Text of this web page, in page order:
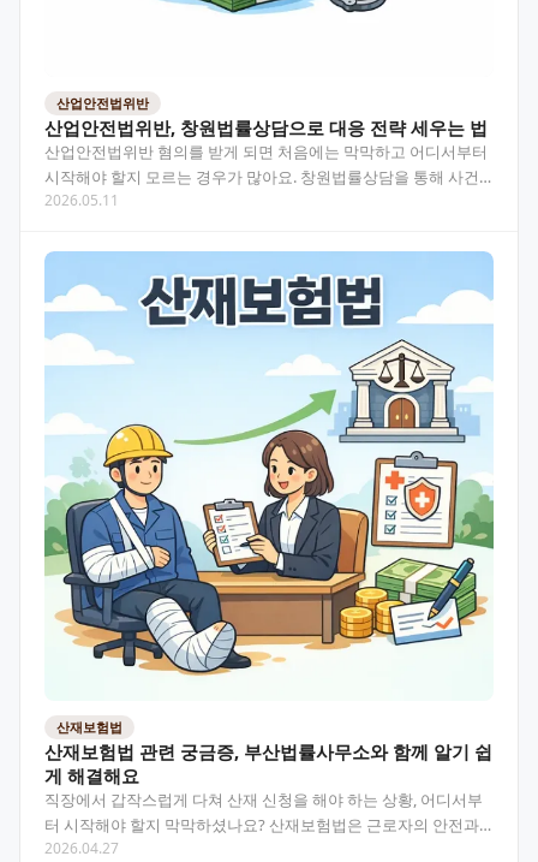
산업안전법위반
산업안전법위반, 창원법률상담으로 대응 전략 세우는 법
산업안전법위반 혐의를 받게 되면 처음에는 막막하고 어디서부터
시작해야 할지 모르는 경우가 많아요. 창원법률상담을 통해 사건
의 구조를 파악하고 실질적인 대응 방향을 잡는 과정을 이…
2026.05.11
산재보험법
산재보험법 관련 궁금증, 부산법률사무소와 함께 알기 쉽
게 해결해요
직장에서 갑작스럽게 다쳐 산재 신청을 해야 하는 상황, 어디서부
터 시작해야 할지 막막하셨나요? 산재보험법은 근로자의 안전과
보상을 보장하는 중요한 법률이지만, 복잡한 절차와 용어들…
2026.04.27